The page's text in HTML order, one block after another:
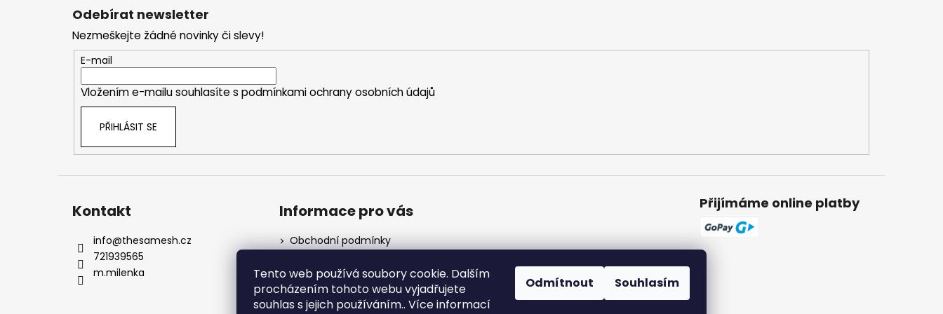
Tento web používá soubory cookie. Dalším
procházením tohoto webu vyjadřujete
souhlas s jejich používáním.. Více informací
Odmítnout Souhlasím
Odebírat newsletter
Nezmeškejte žádné novinky či slevy!
E-mail
Vložením e-mailu souhlasíte s podmínkami ochrany osobních údajů
PŘIHLÁSIT SE
Kontakt
info@thesamesh.cz
721939565
m.milenka
Informace pro vás
Obchodní podmínky
údajů
Dotaz
Moje objednávka
Přijímáme online platby